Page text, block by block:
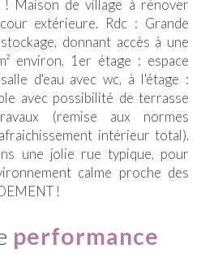
! Maison de village à rénover
extérieure. Rdc : Grande
donnant accès à une
environ, 1er étage : espace
d'eau avec wc, à l'étage :
avec possibilité de terrasse
(remise aux normes
intérieur total).
une jolie rue typique, pour
calme proche des
!
performance